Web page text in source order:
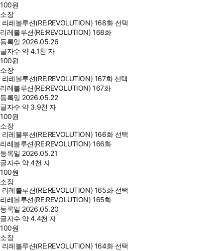
100원
소장
리레볼루션(RE:REVOLUTION) 168화 선택
리레볼루션(RE:REVOLUTION) 168화
등록일 2026.05.26
글자수 약 4.1천 자
100원
소장
리레볼루션(RE:REVOLUTION) 167화 선택
리레볼루션(RE:REVOLUTION) 167화
등록일 2026.05.22
글자수 약 3.9천 자
100원
소장
리레볼루션(RE:REVOLUTION) 166화 선택
리레볼루션(RE:REVOLUTION) 166화
등록일 2026.05.21
글자수 약 4천 자
100원
소장
리레볼루션(RE:REVOLUTION) 165화 선택
리레볼루션(RE:REVOLUTION) 165화
등록일 2026.05.20
글자수 약 4.4천 자
100원
소장
리레볼루션(RE:REVOLUTION) 164화 선택